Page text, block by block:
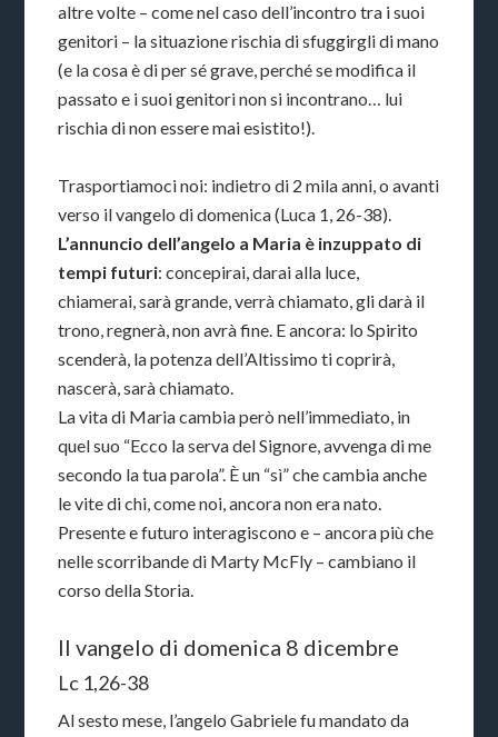
altre volte – come nel caso dell’incontro tra i suoi
genitori – la situazione rischia di sfuggirgli di mano
(e la cosa è di per sé grave, perché se modifica il
passato e i suoi genitori non si incontrano… lui
rischia di non essere mai esistito!).
Trasportiamoci noi: indietro di 2 mila anni, o avanti
verso il vangelo di domenica (Luca 1, 26-38).
L’annuncio dell’angelo a Maria è inzuppato di
tempi futuri: concepirai, darai alla luce,
chiamerai, sarà grande, verrà chiamato, gli darà il
trono, regnerà, non avrà fine. E ancora: lo Spirito
scenderà, la potenza dell’Altissimo ti coprirà,
nascerà, sarà chiamato.
La vita di Maria cambia però nell’immediato, in
quel suo “Ecco la serva del Signore, avvenga di me
secondo la tua parola”. È un “sì” che cambia anche
le vite di chi, come noi, ancora non era nato.
Presente e futuro interagiscono e – ancora più che
nelle scorribande di Marty McFly – cambiano il
corso della Storia.
Il vangelo di domenica 8 dicembre
Lc 1,26-38
Al sesto mese, l’angelo Gabriele fu mandato da